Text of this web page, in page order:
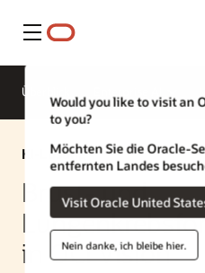
Menü
Would you like to visit an
to you?
Möchten Sie die Oracle-
entfernten Landes
Visit Oracle United
Nein danke, ich bleibe hier.
Überblick
KI-Lösung
Brust- und
in OCI Vision